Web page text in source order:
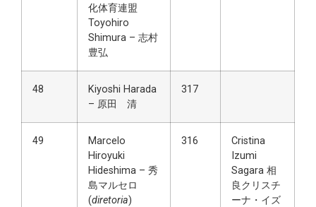
化体育連盟
Toyohiro
Shimura – 志村
豊弘
48
Kiyoshi Harada
– 原田 清
317
49
Marcelo
Hiroyuki
Hideshima – 秀
島マルセロ
(diretoria)
316
Cristina
Izumi
Sagara 相
良クリスチ
ーナ・イズ